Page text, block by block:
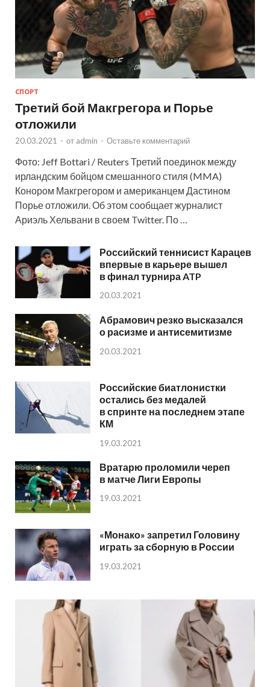
СПОРТ
Третий бой Макгрегора и Порье
отложили
20.03.2021 - от admin - Оставьте комментарий
Фото: Jeff Bottari / Reuters Третий поединок между
ирландским бойцом смешанного стиля (MMA)
Конором Макгрегором и американцем Дастином
Порье отложили. Об этом сообщает журналист
Ариэль Хельвани в своем Twitter. По …
Российский теннисист Карацев
впервые в карьере вышел
в финал турнира ATP
20.03.2021
Абрамович резко высказался
о расизме и антисемитизме
20.03.2021
Российские биатлонистки
остались без медалей
в спринте на последнем этапе
КМ
19.03.2021
Вратарю проломили череп
в матче Лиги Европы
19.03.2021
«Монако» запретил Головину
играть за сборную в России
19.03.2021